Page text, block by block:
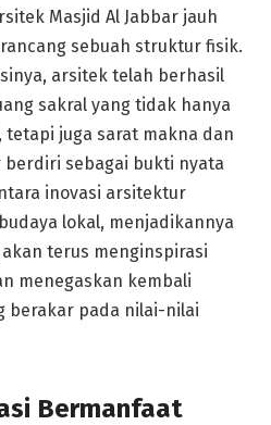
Masjid Al Jabbar jauh
sebuah struktur fisik.
arsitek telah berhasil
sakral yang tidak hanya
tetapi juga sarat makna dan
berdiri sebagai bukti nyata
inovasi arsitektur
lokal, menjadikannya
terus menginspirasi
menegaskan kembali
berakar pada nilai-nilai
Bermanfaat